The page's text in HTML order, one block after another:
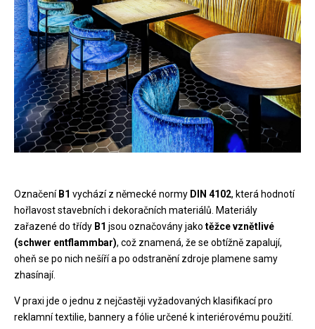
Označení B1 vychází z německé normy DIN 4102, která hodnotí
hořlavost stavebních i dekoračních materiálů. Materiály
zařazené do třídy B1 jsou označovány jako těžce vznětlivé
(schwer entflammbar), což znamená, že se obtížně zapalují,
oheň se po nich nešíří a po odstranění zdroje plamene samy
zhasínají.
V praxi jde o jednu z nejčastěji vyžadovaných klasifikací pro
reklamní textilie, bannery a fólie určené k interiérovému použití.